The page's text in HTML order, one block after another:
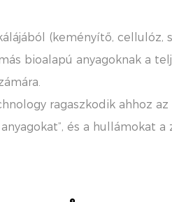
(keményítő, cellulóz,
bioalapú anyagoknak a
ragaszkodik ahhoz az
és a hullámokat a